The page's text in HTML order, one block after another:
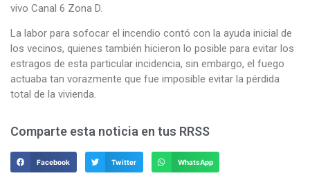
vivo Canal 6 Zona D.
La labor para sofocar el incendio contó con la ayuda inicial de
los vecinos, quienes también hicieron lo posible para evitar los
estragos de esta particular incidencia, sin embargo, el fuego
actuaba tan vorazmente que fue imposible evitar la pérdida
total de la vivienda.
Comparte esta noticia en tus RRSS
Facebook Twitter WhatsApp